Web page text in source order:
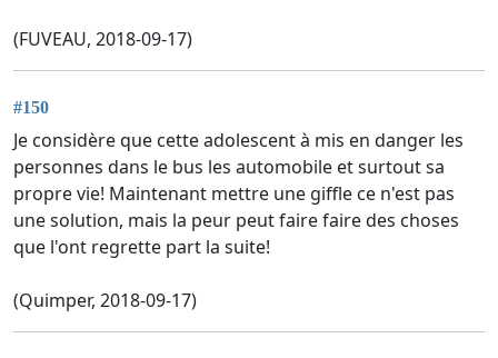
(FUVEAU, 2018-09-17)
#150
Je considère que cette adolescent à mis en danger les
personnes dans le bus les automobile et surtout sa
propre vie! Maintenant mettre une giffle ce n'est pas
une solution, mais la peur peut faire faire des choses
que l'ont regrette part la suite!
(Quimper, 2018-09-17)